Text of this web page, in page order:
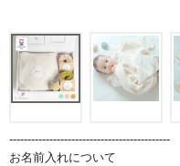
--------------------------------------------
お名前入れについて